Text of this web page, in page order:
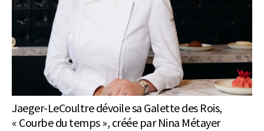
Jaeger-LeCoultre dévoile sa Galette des Rois,
« Courbe du temps », créée par Nina Métayer